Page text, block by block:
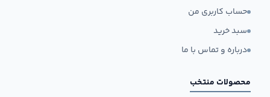
حساب کاربری من
سبد خرید
درباره و تماس با ما
محصولات منتخب